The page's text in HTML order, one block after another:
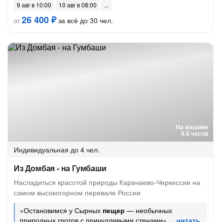
9 авг в 10:00
10 авг в 08:00
от26 400 ₽за всё до 30 чел.
На машине
5.5 часов
Индивидуальная до 4 чел.
Из Домбая - на Гумбаши
Насладиться красотой природы Карачаево-Черкессии на
самом высокогорном перевале России
«Остановимся у Сырных пещер — необычных
природных гротов с причудливыми стенами»